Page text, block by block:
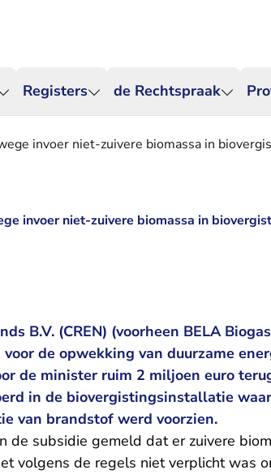
Registers de Rechtspraak
invoer niet-zuivere biomassa in
invoer niet-zuivere biomassa in
B.V. (CREN) (voorheen BELA
de opwekking van duurzame
de minister ruim 2 miljoen euro
in de biovergistingsinstallatie
van brandstof werd voorzien.
de subsidie gemeld dat er zuivere
volgens de regels niet verplicht was